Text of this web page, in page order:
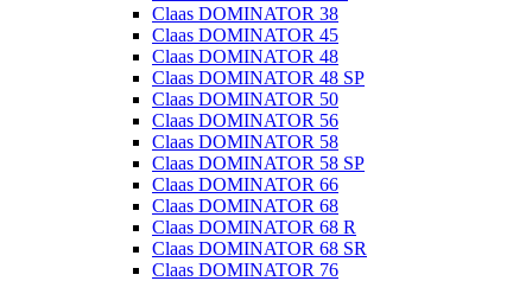
Claas DOMINATOR 38
Claas DOMINATOR 45
Claas DOMINATOR 48
Claas DOMINATOR 48 SP
Claas DOMINATOR 50
Claas DOMINATOR 56
Claas DOMINATOR 58
Claas DOMINATOR 58 SP
Claas DOMINATOR 66
Claas DOMINATOR 68
Claas DOMINATOR 68 R
Claas DOMINATOR 68 SR
Claas DOMINATOR 76